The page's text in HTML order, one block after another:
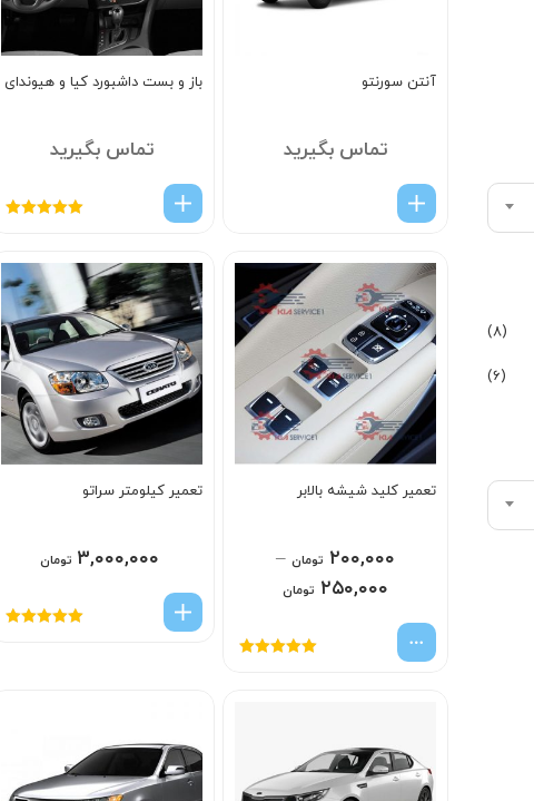
(8)
(6)
آنتن سورنتو
تماس بگیرید
باز و بست داشبورد کیا و هیوندای
تماس بگیرید
تعمیر کلید شیشه بالابر
۲۰۰,۰۰۰ تومان –
۲۵۰,۰۰۰ تومان
تعمیر کیلومتر سراتو
۳,۰۰۰,۰۰۰ تومان